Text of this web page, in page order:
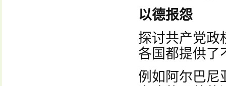
以德报怨
探讨共产党政
各国都提供了
例如阿尔巴尼